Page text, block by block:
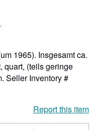
1965). Insgesamt ca.
quart, (teils geringe
Seller Inventory #
Report this item